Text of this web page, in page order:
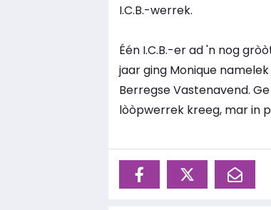
I.C.B.-werrek.
Één I.C.B.-er ad 'n nog
jaar ging Monique
Berregse Vastenavend.
lòòpwerrek kreeg, mar in